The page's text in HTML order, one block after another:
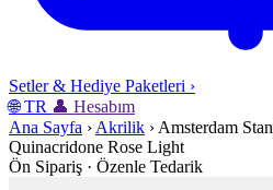
Setler & Hediye Paketleri ›
🌐 TR 👤 Hesabım
Ana Sayfa › Akrilik › Amsterdam
Quinacridone Rose Light
Ön Sipariş · Özenle Tedarik